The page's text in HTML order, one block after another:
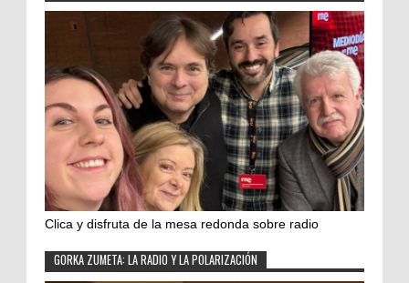
Clica y disfruta de la mesa redonda sobre radio
GORKA ZUMETA: LA RADIO Y LA POLARIZACIÓN